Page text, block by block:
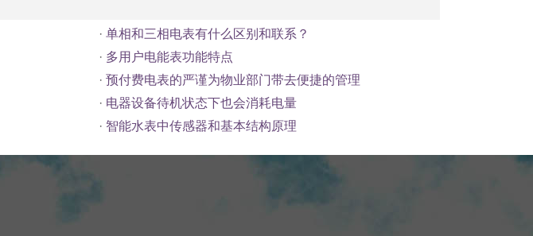
· 单相和三相电表有什么区别和联系？
· 多用户电能表功能特点
· 预付费电表的严谨为物业部门带去便捷的管理
· 电器设备待机状态下也会消耗电量
· 智能水表中传感器和基本结构原理